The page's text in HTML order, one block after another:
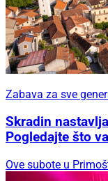
Zabava za sve
Skradin
Pogledajte što
Ove subote u